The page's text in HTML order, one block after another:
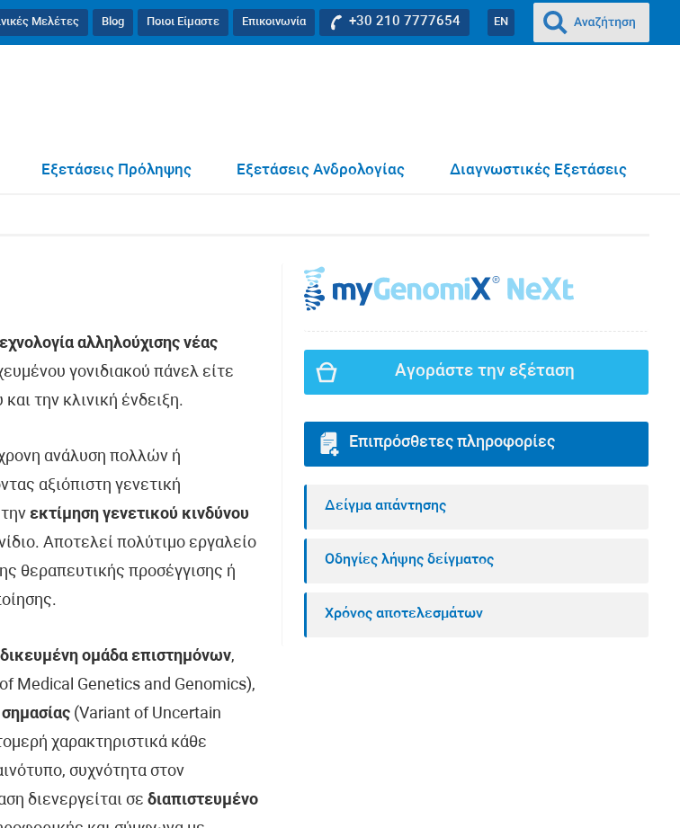
EN
+30 210 7777654
Επικοινωνία
Ποιοι Είμαστε
Blog
Μελέτες
Διαγνωστικές Εξετάσεις
Εξετάσεις Ανδρολογίας
Εξετάσεις Πρόληψης
αλληλούχισης νέας
γονιδιακού πάνελ είτε
την κλινική ένδειξη.
ανάλυση πολλών ή
αξιόπιστη γενετική
εκτίμηση γενετικού κινδύνου
Αποτελεί πολύτιμο εργαλείο
θεραπευτικής προσέγγισης ή
ομάδα επιστημόνων,
Medical Genetics and Genomics),
(Variant of Uncertain
χαρακτηριστικά κάθε
συχνότητα στον
διενεργείται σε διαπιστευμένο
Αγοράστε την εξέταση
Επιπρόσθετες πληροφορίες
Δείγμα απάντησης
Οδηγίες λήψης δείγματος
Χρόνος αποτελεσμάτων